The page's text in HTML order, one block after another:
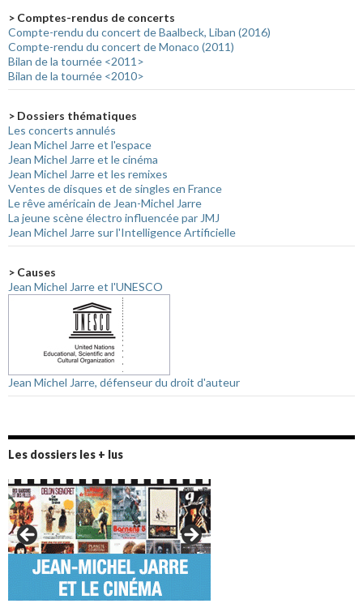
> Comptes-rendus de concerts
Compte-rendu du concert de Baalbeck, Liban (2016)
Compte-rendu du concert de Monaco (2011)
Bilan de la tournée <2011>
Bilan de la tournée <2010>
> Dossiers thématiques
Les concerts annulés
Jean Michel Jarre et l'espace
Jean Michel Jarre et le cinéma
Jean Michel Jarre et les remixes
Ventes de disques et de singles en France
Le rêve américain de Jean-Michel Jarre
La jeune scène électro influencée par JMJ
Jean Michel Jarre sur l'Intelligence Artificielle
> Causes
Jean Michel Jarre et l'UNESCO
Jean Michel Jarre, défenseur du droit d'auteur
Les dossiers les + lus